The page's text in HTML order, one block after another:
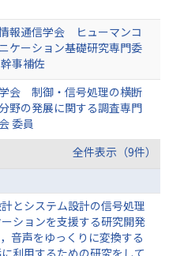
報通信学会 ヒューマンコ
ケーション基礎研究専門委
事補佐
会 制御・信号処理の横断
野の発展に関する調査専門
委員
全件表示（9件）
とシステム設計の信号処理
ションを支援する研究開発
音声をゆっくりに変換する
利用するための研究をして